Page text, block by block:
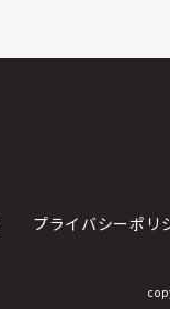
プライバシーポリ